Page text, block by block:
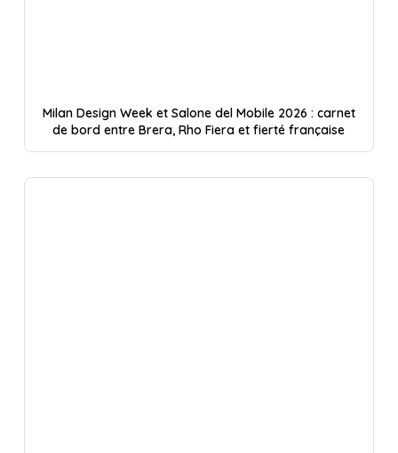
Milan Design Week et Salone del Mobile 2026 : carnet
de bord entre Brera, Rho Fiera et fierté française